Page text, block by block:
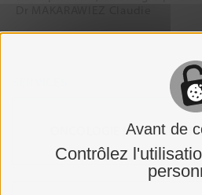
ONCOLOGIE | MÉDECINE
Avant de
Contrôlez